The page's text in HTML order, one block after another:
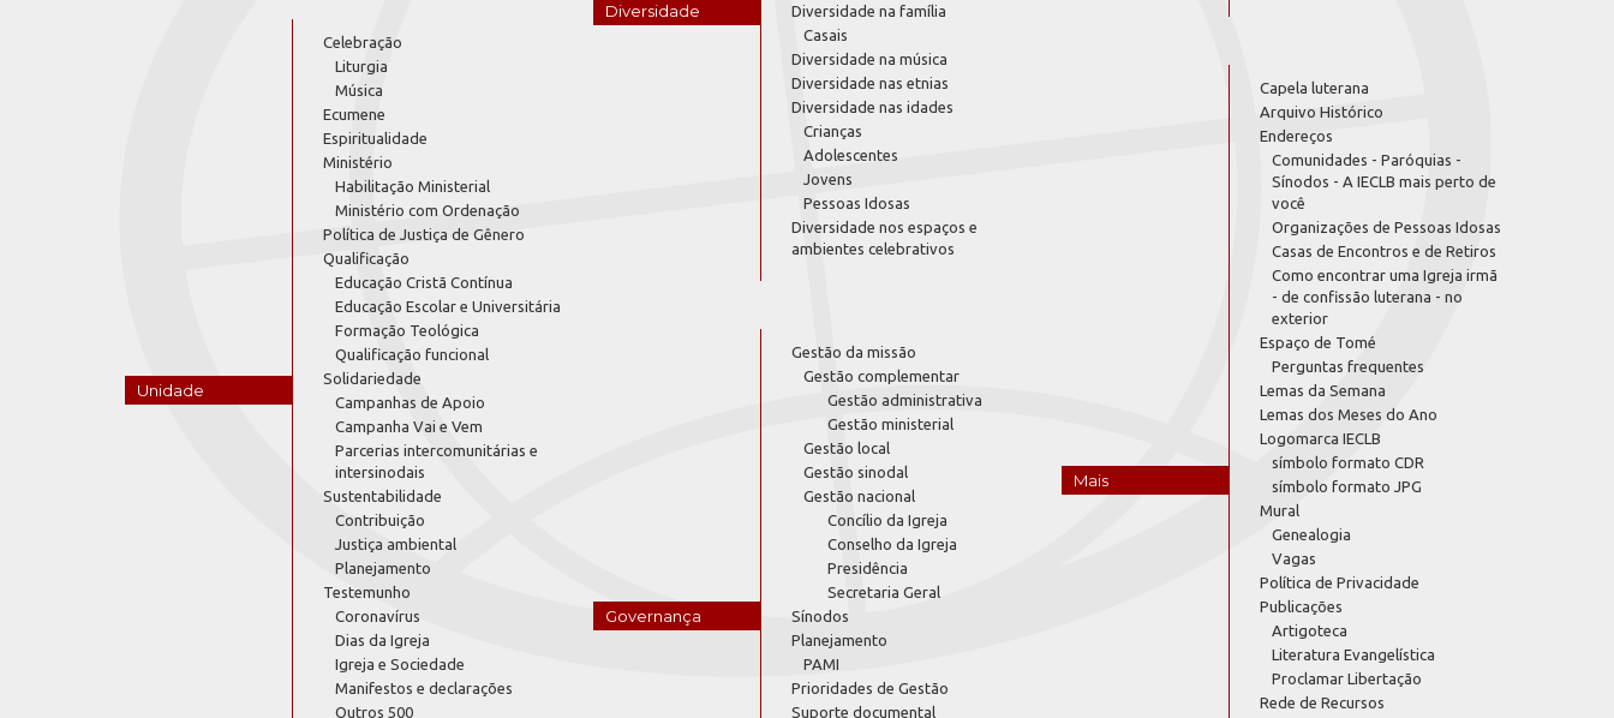
Unidade
Celebração
Liturgia
Música
Ecumene
Espiritualidade
Ministério
Habilitação Ministerial
Ministério com Ordenação
Política de Justiça de Gênero
Qualificação
Educação Cristã Contínua
Educação Escolar e Universitária
Formação Teológica
Qualificação funcional
Solidariedade
Campanhas de Apoio
Campanha Vai e Vem
Parcerias intercomunitárias e
intersinodais
Sustentabilidade
Contribuição
Justiça ambiental
Planejamento
Testemunho
Coronavírus
Dias da Igreja
Igreja e Sociedade
Manifestos e declarações
Outros 500
Diversidade
Diversidade na família
Casais
Diversidade na música
Diversidade nas etnias
Diversidade nas idades
Crianças
Adolescentes
Jovens
Pessoas Idosas
Diversidade nos espaços e
ambientes celebrativos
Governança
Gestão da missão
Gestão complementar
Gestão administrativa
Gestão ministerial
Gestão local
Gestão sinodal
Gestão nacional
Concílio da Igreja
Conselho da Igreja
Presidência
Secretaria Geral
Sínodos
Planejamento
PAMI
Prioridades de Gestão
Suporte documental
Mais
Capela luterana
Arquivo Histórico
Endereços
Comunidades - Paróquias -
Sínodos - A IECLB mais perto de
você
Organizações de Pessoas Idosas
Casas de Encontros e de Retiros
Como encontrar uma Igreja irmã
- de confissão luterana - no
exterior
Espaço de Tomé
Perguntas frequentes
Lemas da Semana
Lemas dos Meses do Ano
Logomarca IECLB
símbolo formato CDR
símbolo formato JPG
Mural
Genealogia
Vagas
Política de Privacidade
Publicações
Artigoteca
Literatura Evangelística
Proclamar Libertação
Rede de Recursos